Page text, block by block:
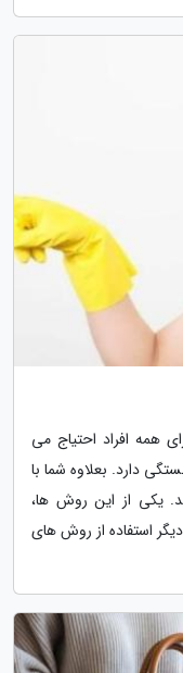
همه افراد احتیاج می
دارد. بعلاوه شما با
یکی از این روش ها،
استفاده از روش های